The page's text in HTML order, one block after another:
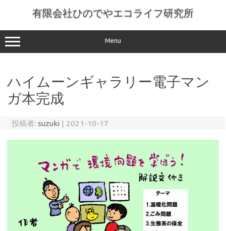
へ
ス
有限会社ひのでやエコライフ研究所
Menu
ハイムーンギャラリー電子マン
ガ本完成
投稿者: suzuki | 2021-10-17